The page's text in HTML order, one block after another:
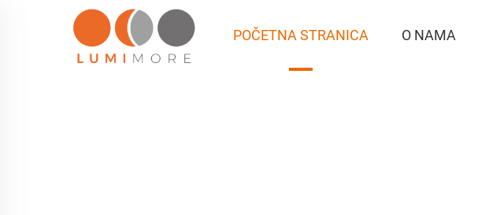
POČETNA STRANICA O NAMA